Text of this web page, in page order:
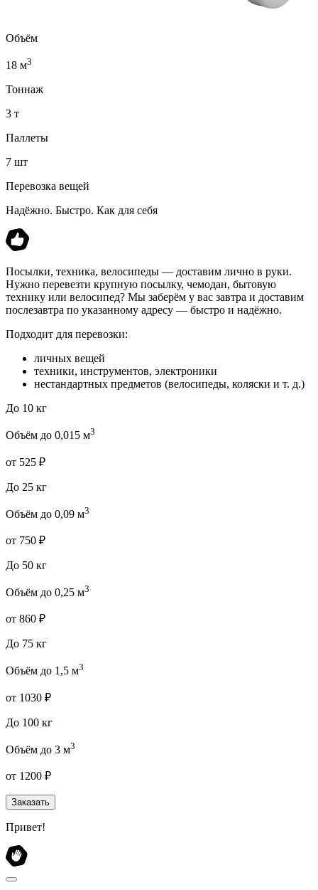
Объём
18 м3
Тоннаж
3 т
Паллеты
7 шт
Перевозка вещей
Надёжно. Быстро. Как для себя
Посылки, техника, велосипеды — доставим лично в руки.
Нужно перевезти крупную посылку, чемодан, бытовую
технику или велосипед? Мы заберём у вас завтра и доставим
послезавтра по указанному адресу — быстро и надёжно.
Подходит для перевозки:
личных вещей
техники, инструментов, электроники
нестандартных предметов (велосипеды, коляски и т. д.)
До 10 кг
Объём до 0,015 м3
от 525 ₽
До 25 кг
Объём до 0,09 м3
от 750 ₽
До 50 кг
Объём до 0,25 м3
от 860 ₽
До 75 кг
Объём до 1,5 м3
от 1030 ₽
До 100 кг
Объём до 3 м3
от 1200 ₽
Заказать
Привет!